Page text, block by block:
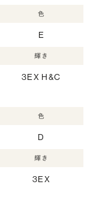
色
E
輝き
3EX H&C
色
D
輝き
3EX